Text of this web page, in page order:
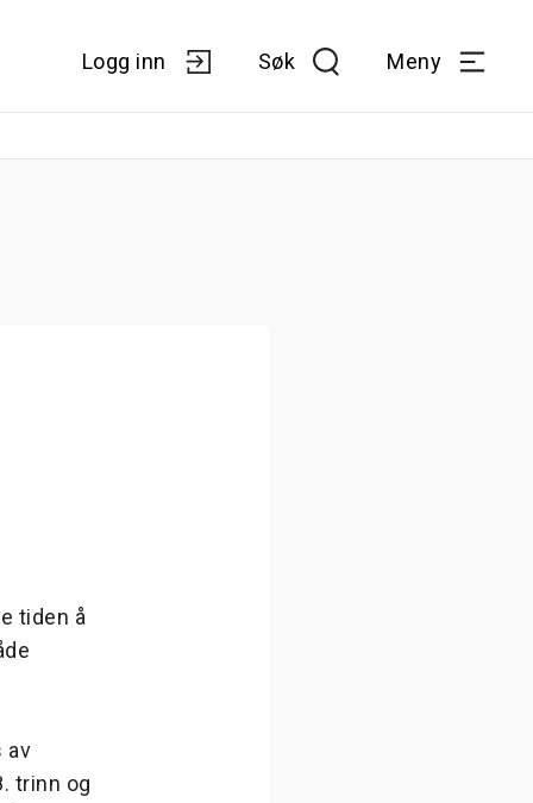
Logg inn Søk Meny
tiden å
av
trinn og